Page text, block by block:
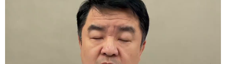
城市 旅游
彩票 娱乐
公益 书画